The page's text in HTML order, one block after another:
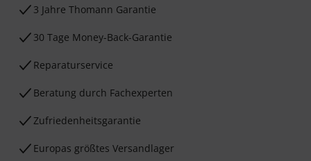
3 Jahre Thomann Garantie
30 Tage Money-Back-Garantie
Reparaturservice
Beratung durch Fachexperten
Zufriedenheitsgarantie
Europas größtes Versandlager